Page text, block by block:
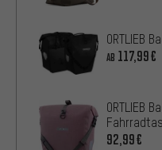
ORTLIEB
AB 117,99€
ORTLIEB
92,99€